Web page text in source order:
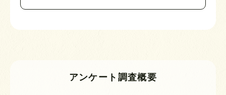
アンケート調査概要